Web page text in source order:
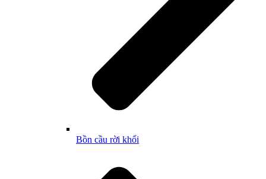
Bồn cầu rời khối